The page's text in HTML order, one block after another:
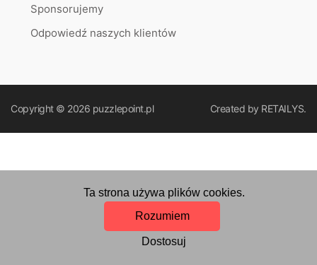
Sponsorujemy
Odpowiedź naszych klientów
Copyright © 2026 puzzlepoint.pl Created by RETAILYS.
Ta strona używa plików cookies.
Rozumiem
Dostosuj